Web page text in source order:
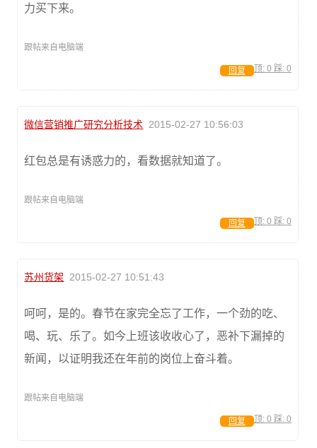
力买下来。
跟帖来自电脑端
顶: 0 踩: 0
回复
微信营销推广研究分析技术 2015-02-27 10:56:03
红包总是有诱惑力的，看数据就知道了。
跟帖来自电脑端
顶: 0 踩: 0
回复
苏州货架 2015-02-27 10:51:43
呵呵，是的。春节在家完全忘了工作，一个劲的吃、
喝、玩、乐了。如今上班该收收心了，恶补下漏掉的
新闻，以证明我还在年前的岗位上奋斗着。
跟帖来自电脑端
顶: 0 踩: 0
回复